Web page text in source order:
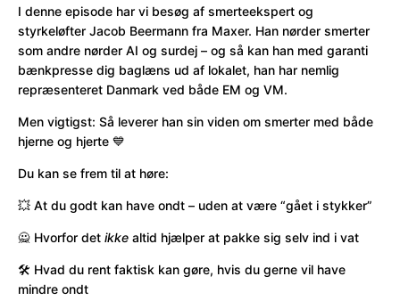
I denne episode har vi besøg af smerteekspert og
styrkeløfter Jacob Beermann fra Maxer. Han nørder smerter
som andre nørder AI og surdej – og så kan han med garanti
bænkpresse dig baglæns ud af lokalet, han har nemlig
repræsenteret Danmark ved både EM og VM.
Men vigtigst: Så leverer han sin viden om smerter med både
hjerne og hjerte 💙
Du kan se frem til at høre:
💥 At du godt kan have ondt – uden at være “gået i stykker”
🙅 Hvorfor det ikke altid hjælper at pakke sig selv ind i vat
🛠️ Hvad du rent faktisk kan gøre, hvis du gerne vil have
mindre ondt